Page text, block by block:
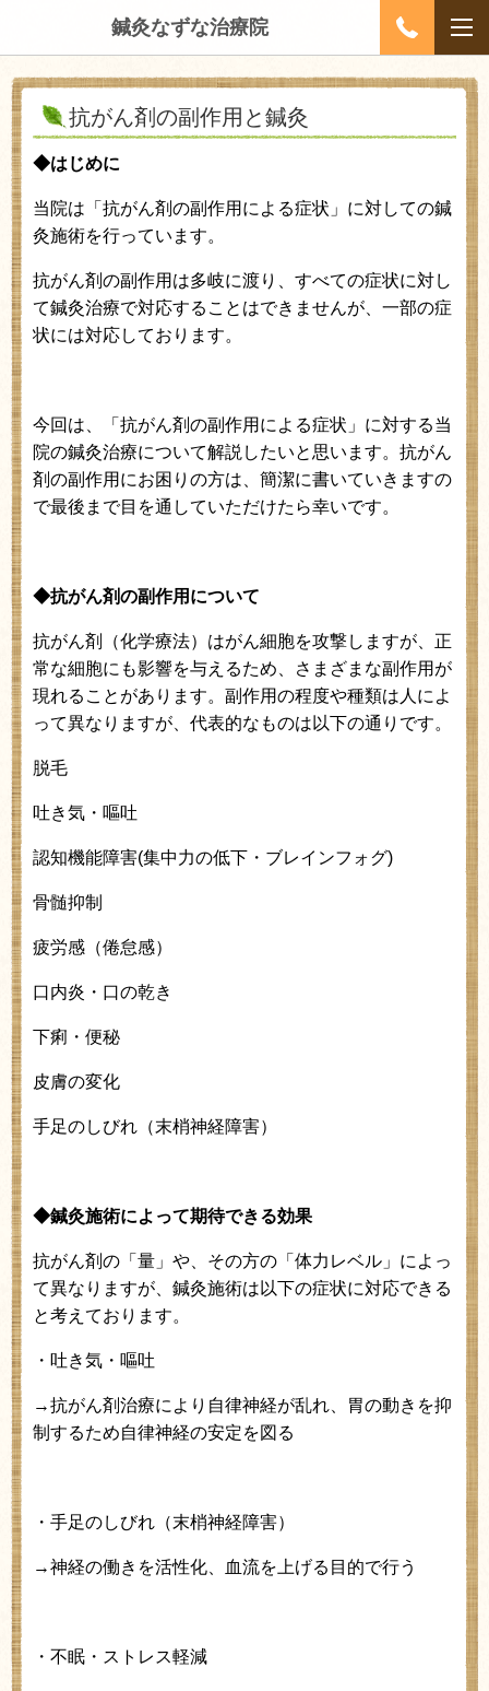
鍼灸なずな治療院
抗がん剤の副作用と鍼灸
◆はじめに
当院は「抗がん剤の副作用による症状」に対しての鍼
灸施術を行っています。
抗がん剤の副作用は多岐に渡り、すべての症状に対し
て鍼灸治療で対応することはできませんが、一部の症
状には対応しております。
今回は、「抗がん剤の副作用による症状」に対する当
院の鍼灸治療について解説したいと思います。抗がん
剤の副作用にお困りの方は、簡潔に書いていきますの
で最後まで目を通していただけたら幸いです。
◆抗がん剤の副作用について
抗がん剤（化学療法）はがん細胞を攻撃しますが、正
常な細胞にも影響を与えるため、さまざまな副作用が
現れることがあります。副作用の程度や種類は人によ
って異なりますが、代表的なものは以下の通りです。
脱毛
吐き気・嘔吐
認知機能障害(集中力の低下・ブレインフォグ)
骨髄抑制
疲労感（倦怠感）
口内炎・口の乾き
下痢・便秘
皮膚の変化
手足のしびれ（末梢神経障害）
◆鍼灸施術によって期待できる効果
抗がん剤の「量」や、その方の「体力レベル」によっ
て異なりますが、鍼灸施術は以下の症状に対応できる
と考えております。
・吐き気・嘔吐
→抗がん剤治療により自律神経が乱れ、胃の動きを抑
制するため自律神経の安定を図る
・手足のしびれ（末梢神経障害）
→神経の働きを活性化、血流を上げる目的で行う
・不眠・ストレス軽減